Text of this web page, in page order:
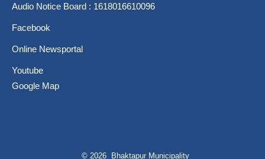
Audio Notice Board : 1618016610096
Facebook
Online Newsportal
Youtube
Google Map
© 2026 Bhaktapur Municipality